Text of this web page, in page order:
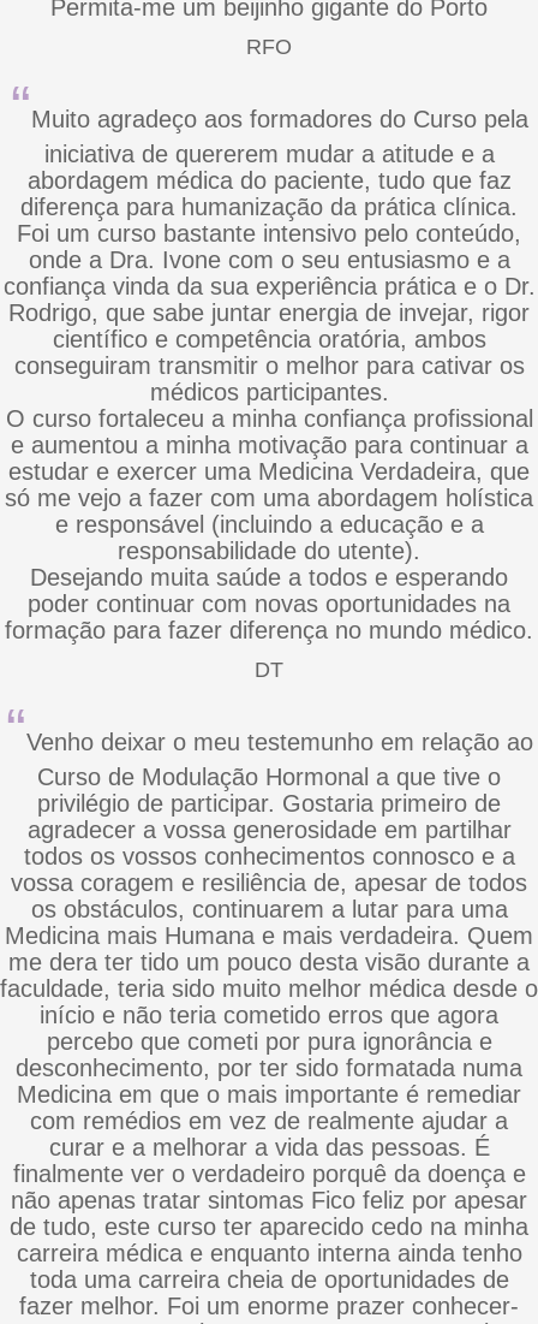
Permita-me um beijinho gigante do Porto
RFO
“Muito agradeço aos formadores do Curso pela
iniciativa de quererem mudar a atitude e a
abordagem médica do paciente, tudo que faz
diferença para humanização da prática clínica.
Foi um curso bastante intensivo pelo conteúdo,
onde a Dra. Ivone com o seu entusiasmo e a
confiança vinda da sua experiência prática e o Dr.
Rodrigo, que sabe juntar energia de invejar, rigor
científico e competência oratória, ambos
conseguiram transmitir o melhor para cativar os
médicos participantes.
O curso fortaleceu a minha confiança profissional
e aumentou a minha motivação para continuar a
estudar e exercer uma Medicina Verdadeira, que
só me vejo a fazer com uma abordagem holística
e responsável (incluindo a educação e a
responsabilidade do utente).
Desejando muita saúde a todos e esperando
poder continuar com novas oportunidades na
formação para fazer diferença no mundo médico.
DT
“Venho deixar o meu testemunho em relação ao
Curso de Modulação Hormonal a que tive o
privilégio de participar. Gostaria primeiro de
agradecer a vossa generosidade em partilhar
todos os vossos conhecimentos connosco e a
vossa coragem e resiliência de, apesar de todos
os obstáculos, continuarem a lutar para uma
Medicina mais Humana e mais verdadeira. Quem
me dera ter tido um pouco desta visão durante a
faculdade, teria sido muito melhor médica desde o
início e não teria cometido erros que agora
percebo que cometi por pura ignorância e
desconhecimento, por ter sido formatada numa
Medicina em que o mais importante é remediar
com remédios em vez de realmente ajudar a
curar e a melhorar a vida das pessoas. É
finalmente ver o verdadeiro porquê da doença e
não apenas tratar sintomas Fico feliz por apesar
de tudo, este curso ter aparecido cedo na minha
carreira médica e enquanto interna ainda tenho
toda uma carreira cheia de oportunidades de
fazer melhor. Foi um enorme prazer conhecer-